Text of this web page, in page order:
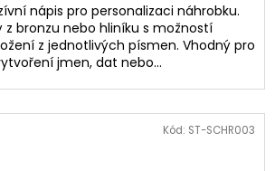
nápis pro personalizaci náhrobku.
z bronzu nebo hliníku s možností
z jednotlivých písmen. Vhodný pro
jmen, dat nebo...
Kód: ST-SCHR003